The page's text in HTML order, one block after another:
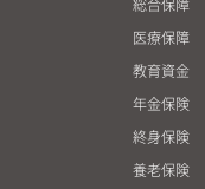
総合保障
医療保障
教育資金
年金保険
終身保険
養老保険